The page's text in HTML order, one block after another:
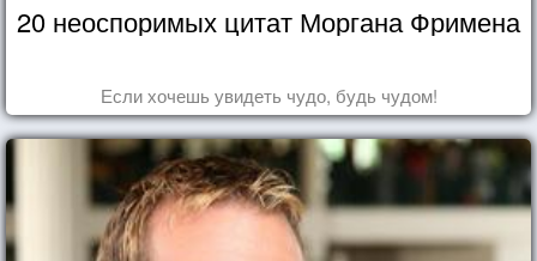
20 неоспоримых цитат Моргана Фримена
Если хочешь увидеть чудо, будь чудом!